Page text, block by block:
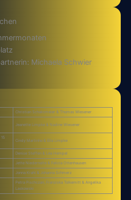
Michaela Schwier
Christian Schaksmeier & Thomas Wiesener
Jeanette Limpke & Nadine Wiesener
Cindy Martinho & Ella Limpke
Denise Steffen & Lea Hempel
Jette Niedernolte & Felicia Ottenhausen
Jonna Krahl & Johanna Schmerz
Petra Pischczan, Franziska Tolkemitt & Angelika
Laskowski